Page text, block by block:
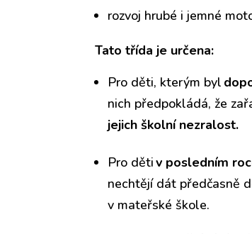
rozvoj hrubé i jemné
Tato třída je určena:
Pro děti, kterým byl
nich předpokládá, že
jejich školní nezralost.
Pro dětiv posledním
nechtějí dát předčasně
v mateřské škole.